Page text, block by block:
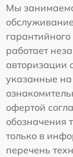
Мы
работает
авторизации
указанные на
офертой
обозначения
только в
перечень